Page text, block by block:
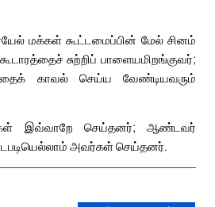
மக்கள் கூட்டமைப்பின் மேல் சினம்
சுற்றிப் பாளையமிறங்குவர்;
காவல் செய்ய வேண்டியவரும்
இவ்வாறே செய்தனர்; ஆண்டவர்
அவர்கள் செய்தனர்.